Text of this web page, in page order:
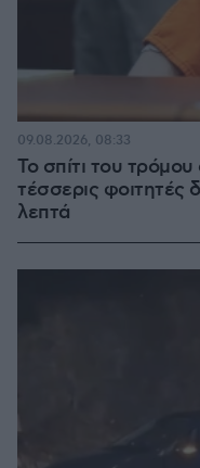
Το σπίτι του
τέσσερις φοιτητές
λεπτά
09.08.2026, 08:33